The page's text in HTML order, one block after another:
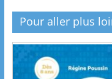
Pour aller plus